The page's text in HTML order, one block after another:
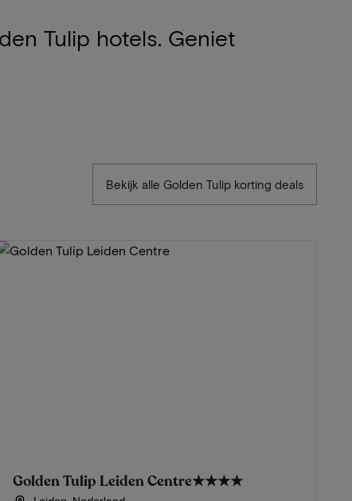
Tulip hotels. Geniet
Bekijk alle Golden Tulip korting deals
Golden Tulip Leiden Centre★★★★